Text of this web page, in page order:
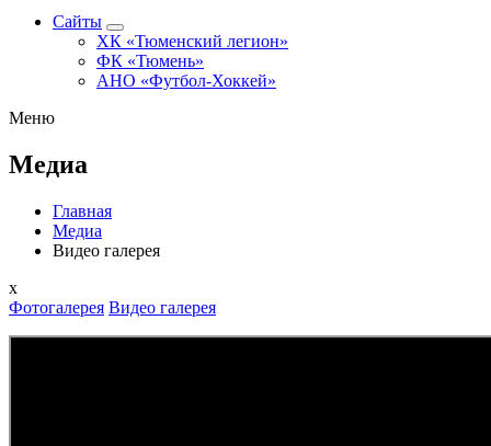
Сайты
ХК «Тюменский легион»
ФК «Тюмень»
АНО «Футбол-Хоккей»
Меню
Медиа
Главная
Медиа
Видео галерея
x
Фотогалерея Видео галерея